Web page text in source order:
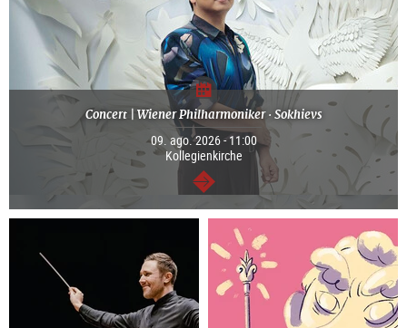
Concert | Wiener Philharmoniker · Sokhievs
09. ago. 2026 - 11:00
Kollegienkirche
continuar